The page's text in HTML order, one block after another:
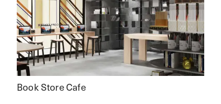
Book Store Cafe